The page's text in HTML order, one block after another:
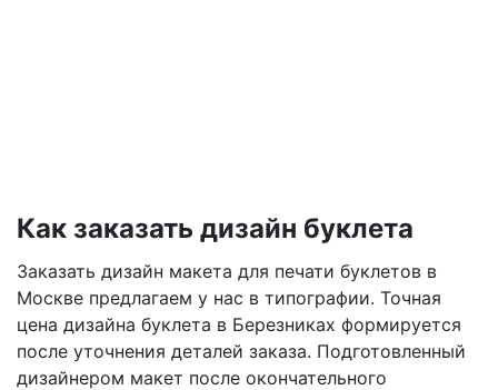
Как заказать дизайн буклета
Заказать дизайн макета для печати буклетов в
Москве предлагаем у нас в типографии. Точная
цена дизайна буклета в Березниках формируется
после уточнения деталей заказа. Подготовленный
дизайнером макет после окончательного